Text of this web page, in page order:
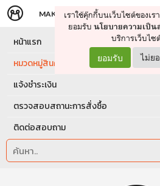
จัดการรถเข็น ดำเนินการต่อ
MAKERS STORE
เราใช้คุ๊กกี้บนเว็บไซต์ของเร
ยอมรับ นโยบายความเป็น
บริการเว็บไซ
ยอมรับ ไม่ย
หน้าแรก
หมวดหมู่สินค้า
แจ้งชำระเงิน
ตรวจสอบสถานะการสั่งซื้อ
ติดต่อสอบถาม